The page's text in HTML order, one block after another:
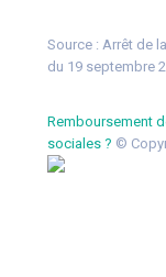
Source : Arrêt de
du 19 septembre
Remboursement
sociales ? ©